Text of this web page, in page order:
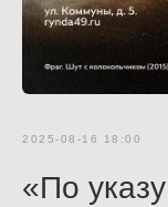
2025-08-16 18:00
«По